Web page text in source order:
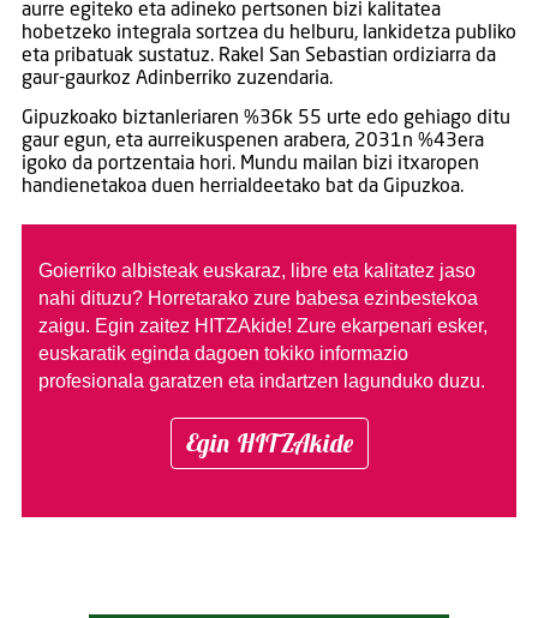
aurre egiteko eta adineko pertsonen bizi kalitatea
hobetzeko integrala sortzea du helburu, lankidetza publiko
eta pribatuak sustatuz. Rakel San Sebastian ordiziarra da
gaur-gaurkoz Adinberriko zuzendaria.
Gipuzkoako biztanleriaren %36k 55 urte edo gehiago ditu
gaur egun, eta aurreikuspenen arabera, 2031n %43era
igoko da portzentaia hori. Mundu mailan bizi itxaropen
handienetakoa duen herrialdeetako bat da Gipuzkoa.
Goierriko albisteak euskaraz, libre eta kalitatez jaso
nahi dituzu? Horretarako zure babesa ezinbestekoa
zaigu. Egin zaitez HITZAkide! Zure ekarpenari esker,
euskaratik eginda dagoen tokiko informazio
profesionala garatzen eta indartzen lagunduko duzu.
Egin HITZAkide